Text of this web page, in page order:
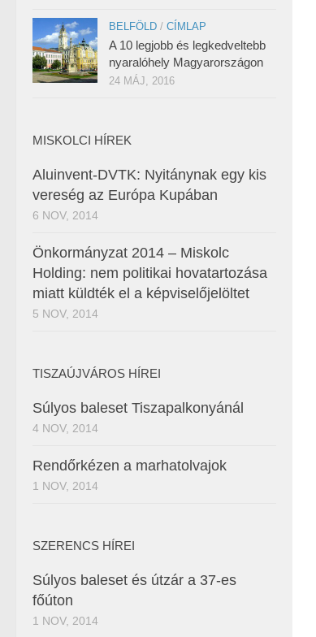
BELFÖLD / CÍMLAP
A 10 legjobb és legkedveltebb
nyaralóhely Magyarországon
24 MÁJ, 2016
MISKOLCI HÍREK
Aluinvent-DVTK: Nyitánynak egy kis
vereség az Európa Kupában
6 NOV, 2014
Önkormányzat 2014 – Miskolc
Holding: nem politikai hovatartozása
miatt küldték el a képviselőjelöltet
5 NOV, 2014
TISZAÚJVÁROS HÍREI
Súlyos baleset Tiszapalkonyánál
4 NOV, 2014
Rendőrkézen a marhatolvajok
1 NOV, 2014
SZERENCS HÍREI
Súlyos baleset és útzár a 37-es
főúton
1 NOV, 2014